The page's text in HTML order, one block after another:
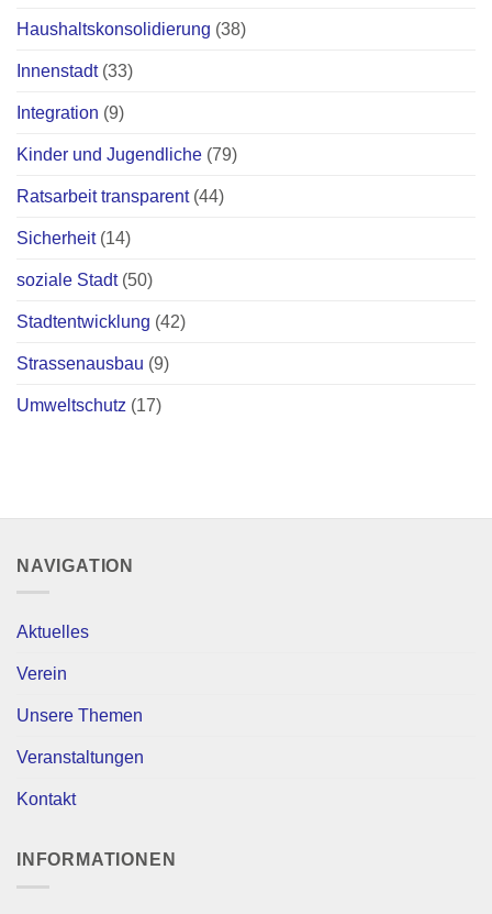
Haushaltskonsolidierung (38)
Innenstadt(33)
Integration (9)
Kinder und Jugendliche (79)
Ratsarbeit transparent(44)
Sicherheit(14)
soziale Stadt(50)
Stadtentwicklung (42)
Strassenausbau (9)
Umweltschutz (17)
NAVIGATION
Aktuelles
Verein
Unsere Themen
Veranstaltungen
Kontakt
INFORMATIONEN